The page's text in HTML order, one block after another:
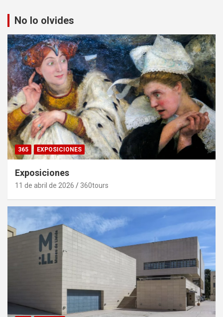
No lo olvides
365 EXPOSICIONES
Exposiciones
11 de abril de 2026 360tours